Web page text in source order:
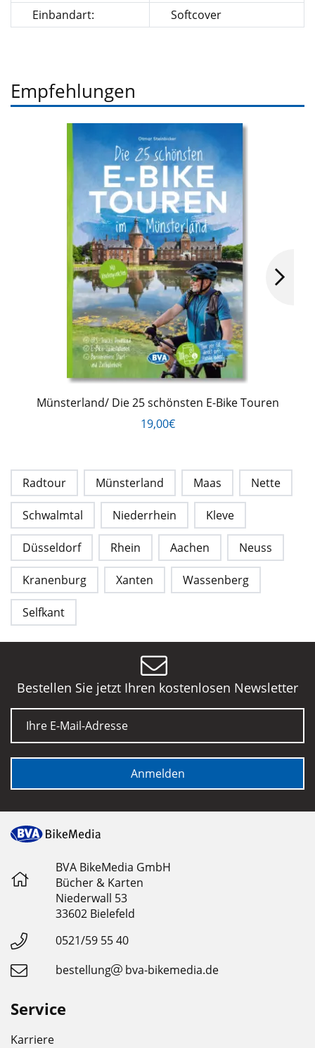
Einbandart:
Softcover
Empfehlungen
Münsterland/ Die 25 schönsten E-Bike Touren
19,00€
Radtour Münsterland Maas Nette
Schwalmtal Niederrhein Kleve
Düsseldorf Rhein Aachen Neuss
Kranenburg Xanten Wassenberg
Selfkant
Bestellen Sie jetzt Ihren kostenlosen Newsletter
E-Mail
Anmelden
BVA BikeMedia GmbH
Bücher & Karten
Niederwall 53
33602 Bielefeld
0521/59 55 40
bestellung
bva-bikemedia.de
Service
Karriere